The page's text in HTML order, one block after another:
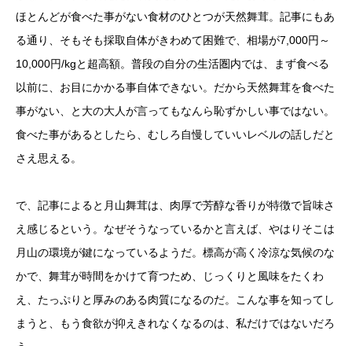
ほとんどが食べた事がない食材のひとつが天然舞茸。記事にもあ
る通り、そもそも採取自体がきわめて困難で、相場が7,000円～
10,000円/kgと超高額。普段の自分の生活圏内では、まず食べる
以前に、お目にかかる事自体できない。だから天然舞茸を食べた
事がない、と大の大人が言ってもなんら恥ずかしい事ではない。
食べた事があるとしたら、むしろ自慢していいレベルの話しだと
さえ思える。
で、記事によると月山舞茸は、肉厚で芳醇な香りが特徴で旨味さ
え感じるという。なぜそうなっているかと言えば、やはりそこは
月山の環境が鍵になっているようだ。標高が高く冷涼な気候のな
かで、舞茸が時間をかけて育つため、じっくりと風味をたくわ
え、たっぷりと厚みのある肉質になるのだ。こんな事を知ってし
まうと、もう食欲が抑えきれなくなるのは、私だけではないだろ